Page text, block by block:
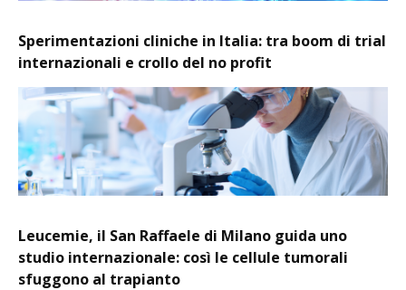
Sperimentazioni cliniche in Italia: tra boom di trial
internazionali e crollo del no profit
Leucemie, il San Raffaele di Milano guida uno
studio internazionale: così le cellule tumorali
sfuggono al trapianto